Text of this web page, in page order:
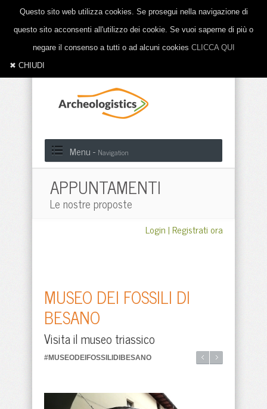
Menu - Navigation
APPUNTAMENTI
Le nostre proposte
Login|Registrati ora
MUSEO DEI FOSSILI DI
BESANO
Visita il museo triassico
#MUSEODEIFOSSILIDIBESANO
Questo sito web utilizza cookies. Se prosegui nella navigazione di
questo sito acconsenti all'utilizzo dei cookie. Se vuoi saperne di più o
negare il consenso a tutti o ad alcuni cookies CLICCA QUI
✖ CHIUDI